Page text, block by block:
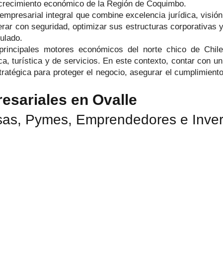
económico de la Región de Coquimbo.
integral que combine excelencia jurídica,
con seguridad, optimizar sus estructuras corporativas
motores económicos del norte chico de
turística y de servicios. En este contexto, contar con un
para proteger el negocio, asegurar el
en Ovalle
Pymes, Emprendedores e